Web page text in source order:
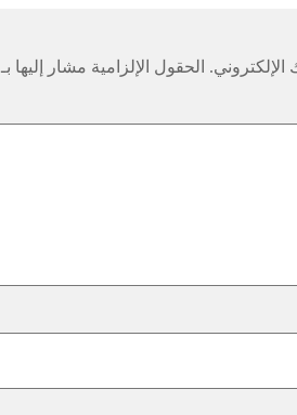
الحقول الإلزامية مشار إليها بـ